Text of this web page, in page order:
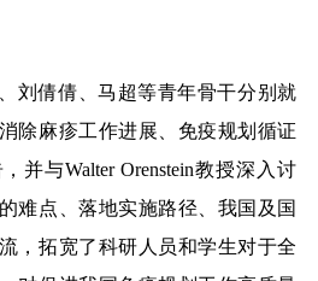
刘倩倩、马超等青年骨干分别就
除麻疹工作进展、免疫规划循证
并与Walter Orenstein教授深入讨
难点、落地实施路径、我国及国
，拓宽了科研人员和学生对于全